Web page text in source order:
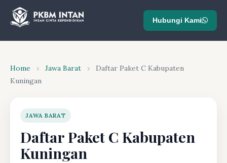
Hubungi Kami
Home › Jawa Barat ›
Daftar Paket C Kabupaten
Kuningan
JAWA BARAT
Daftar Paket C Kabupaten
Kuningan